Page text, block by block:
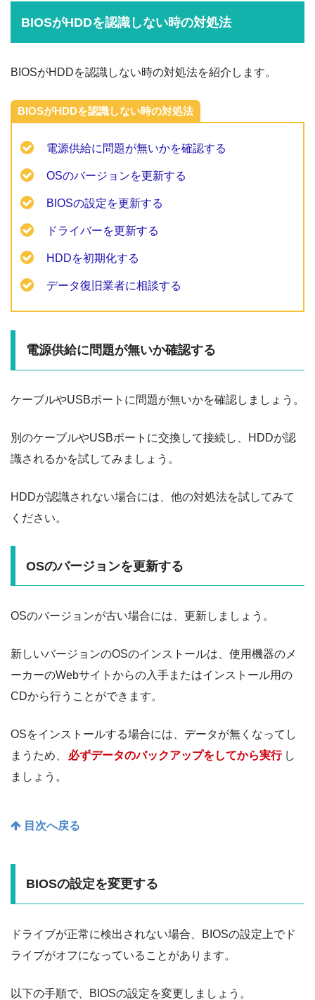
BIOSがHDDを認識しない時の対処法
BIOSがHDDを認識しない時の対処法を紹介します。
BIOSがHDDを認識しない時の対処法
電源供給に問題が無いかを確認する
OSのバージョンを更新する
BIOSの設定を更新する
ドライバーを更新する
HDDを初期化する
データ復旧業者に相談する
電源供給に問題が無いか確認する
ケーブルやUSBポートに問題が無いかを確認しましょう。
別のケーブルやUSBポートに交換して接続し、HDDが認
識されるかを試してみましょう。
HDDが認識されない場合には、他の対処法を試してみて
ください。
OSのバージョンを更新する
OSのバージョンが古い場合には、更新しましょう。
新しいバージョンのOSのインストールは、使用機器のメ
ーカーのWebサイトからの入手またはインストール用の
CDから行うことができます。
OSをインストールする場合には、データが無くなってし
まうため、
必ずデータのバックアップをしてから実行 し
ましょう。
目次へ戻る
BIOSの設定を変更する
ドライブが正常に検出されない場合、BIOSの設定上でド
ライブがオフになっていることがあります。
以下の手順で、BIOSの設定を変更しましょう。